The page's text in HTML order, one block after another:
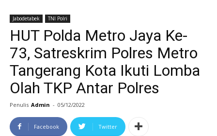
Jabodetabek TNI Polri
HUT Polda Metro Jaya Ke-
73, Satreskrim Polres Metro
Tangerang Kota Ikuti Lomba
Olah TKP Antar Polres
Penulis Admin - 05/12/2022
Facebook Twitter